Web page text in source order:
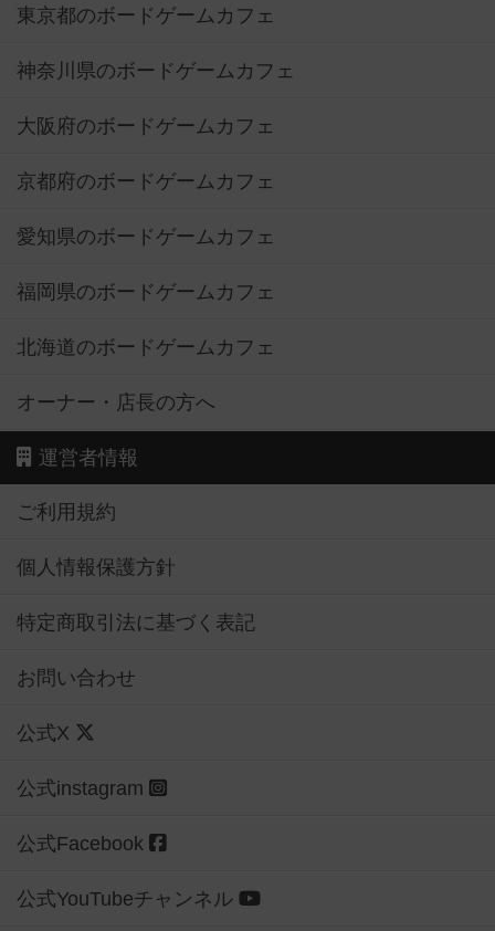
東京都のボードゲームカフェ
神奈川県のボードゲームカフェ
大阪府のボードゲームカフェ
京都府のボードゲームカフェ
愛知県のボードゲームカフェ
福岡県のボードゲームカフェ
北海道のボードゲームカフェ
オーナー・店長の方へ
運営者情報
ご利用規約
個人情報保護方針
特定商取引法に基づく表記
お問い合わせ
公式X
公式instagram
公式Facebook
公式YouTubeチャンネル